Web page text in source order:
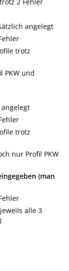
angelegt
trotz
PKW und
trotz
nur Profil PKW
(man
alle 3